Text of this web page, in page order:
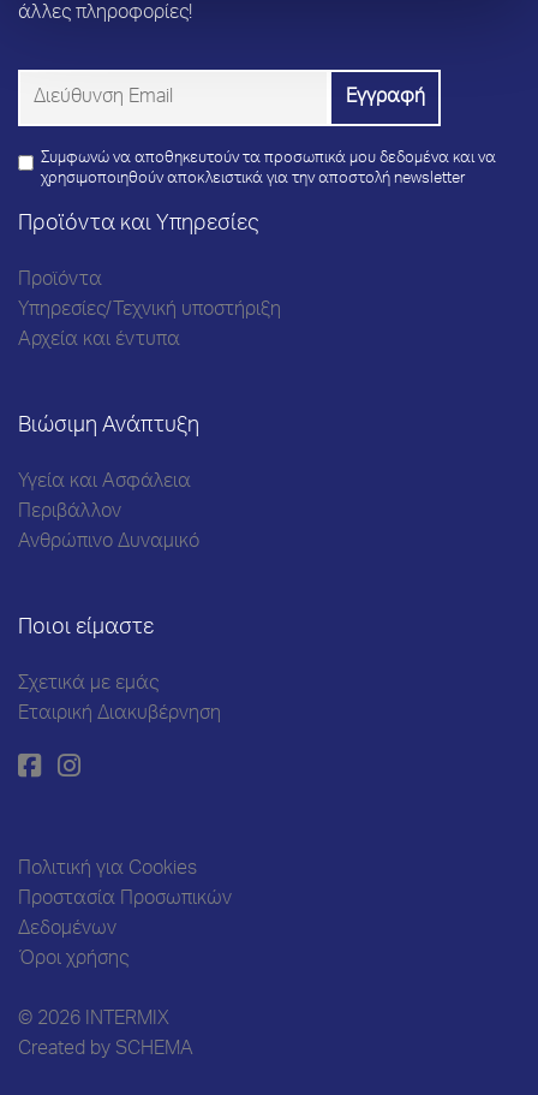
άλλες πληροφορίες!
Συμφωνώ να αποθηκευτούν τα προσωπικά μου δεδομένα και να
χρησιμοποιηθούν αποκλειστικά για την αποστολή newsletter
Προϊόντα και Υπηρεσίες
Προϊόντα
Υπηρεσίες/Τεχνική υποστήριξη
Αρχεία και έντυπα
Βιώσιμη Ανάπτυξη
Υγεία και Ασφάλεια
Περιβάλλον
Ανθρώπινο Δυναμικό
Ποιοι είμαστε
Σχετικά με εμάς
Εταιρική Διακυβέρνηση
Πολιτική για Cookies
Προστασία Προσωπικών
Δεδομένων
Όροι χρήσης
© 2026 INTERMIX
Created by SCHEMA